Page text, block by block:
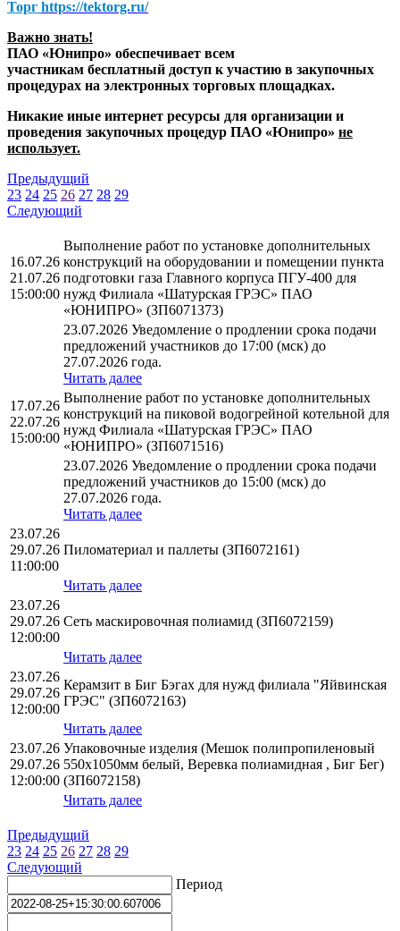
Торг https://tektorg.ru/
Важно знать!
ПАО «Юнипро» обеспечивает всем
участникам бесплатный доступ к участию в закупочных
процедурах на электронных торговых площадках.
Никакие иные интернет ресурсы для организации и
проведения закупочных процедур ПАО «Юнипро» не
использует.
Предыдущий
23 24 25 26 27 28 29
Следующий
16.07.26
21.07.26
15:00:00
Выполнение работ по установке дополнительных
конструкций на оборудовании и помещении пункта
подготовки газа Главного корпуса ПГУ-400 для
нужд Филиала «Шатурская ГРЭС» ПАО
«ЮНИПРО» (ЗП6071373)
23.07.2026 Уведомление о продлении срока подачи
предложений участников до 17:00 (мск) до
27.07.2026 года.
Читать далее
17.07.26
22.07.26
15:00:00
Выполнение работ по установке дополнительных
конструкций на пиковой водогрейной котельной для
нужд Филиала «Шатурская ГРЭС» ПАО
«ЮНИПРО» (ЗП6071516)
23.07.2026 Уведомление о продлении срока подачи
предложений участников до 15:00 (мск) до
27.07.2026 года.
Читать далее
23.07.26
29.07.26
11:00:00
Пиломатериал и паллеты (ЗП6072161)
Читать далее
23.07.26
29.07.26
12:00:00
Сеть маскировочная полиамид (ЗП6072159)
Читать далее
23.07.26
29.07.26
12:00:00
Керамзит в Биг Бэгах для нужд филиала "Яйвинская
ГРЭС" (ЗП6072163)
Читать далее
23.07.26
29.07.26
12:00:00
Упаковочные изделия (Мешок полипропиленовый
550х1050мм белый, Веревка полиамидная , Биг Бег)
(ЗП6072158)
Читать далее
Предыдущий
23 24 25 26 27 28 29
Следующий
Период